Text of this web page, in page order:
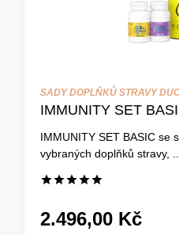
SADY DOPLŇKŮ STRAVY
IMMUNITY SET
IMMUNITY SET BASIC se
vybraných doplňků stravy, ...
2.496,00 Kč